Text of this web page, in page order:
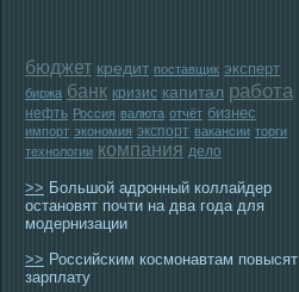
бюджет кредит поставщик эксперт
биржа банк кризис капитал работа
нефть Россия валюта отчёт бизнес
импорт экономия экспорт вакансии торги
технологии компания дело
>> Большой адронный коллайдер
остановят почти на два года для
модернизации
>> Российским космонавтам повысят
зарплату